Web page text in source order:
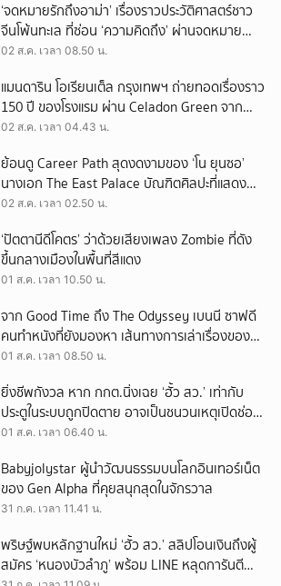
‘จดหมายรักถึงอาม่า’ เรื่องราวประวัติศาสตร์ชาว
จีนโพ้นทะเล ที่ซ่อน ‘ความคิดถึง’ ผ่านจดหมาย
‘โพยก๊วน’
02 ส.ค. เวลา 08.50 น.
แมนดาริน โอเรียนเต็ล กรุงเทพฯ ถ่ายทอดเรื่องราว
150 ปี ของโรงแรม ผ่าน Celadon Green จาก
เครื่องศิลาดล
02 ส.ค. เวลา 04.43 น.
ย้อนดู Career Path สุดงดงามของ ‘โน ยุนซอ’
นางเอก The East Palace บัณฑิตศิลปะที่แสดง
เรื่องไหนก็ปัง
02 ส.ค. เวลา 02.50 น.
‘ปัตตานีดีโคตร’ ว่าด้วยเสียงเพลง Zombie ที่ดัง
ขึ้นกลางเมืองในพื้นที่สีแดง
01 ส.ค. เวลา 10.50 น.
จาก Good Time ถึง The Odyssey เบนนี ซาฟดี
คนทำหนังที่ยังมองหา เส้นทางการเล่าเรื่องของตัว
เอง
01 ส.ค. เวลา 08.50 น.
ยิ่งชีพกังวล หาก กกต.นิ่งเฉย ‘ฮั้ว สว.’ เท่ากับ
ประตูในระบบถูกปิดตาย อาจเป็นชนวนเหตุเปิดช่อง
‘ลงถนน’
01 ส.ค. เวลา 06.40 น.
Babyjolystar ผู้นำวัฒนธรรมบนโลกอินเทอร์เน็ต
ของ Gen Alpha ที่คุยสนุกสุดในจักรวาล
31 ก.ค. เวลา 11.41 น.
พริษฐ์พบหลักฐานใหม่ ‘ฮั้ว สว.’ สลิปโอนเงินถึงผู้
สมัคร ‘หนองบัวลำภู’ พร้อม LINE หลุดการันตี